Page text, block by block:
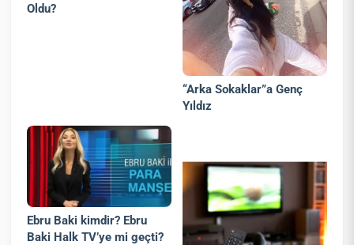
Oldu?
“Arka Sokaklar”a Genç
Yıldız
Ebru Baki kimdir? Ebru
Baki Halk TV’ye mi geçti?